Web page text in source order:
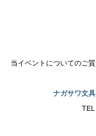
当イベントについてのご
ナガサワ文